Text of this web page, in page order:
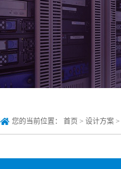
您的当前位置： 首页 > 设计方案 >